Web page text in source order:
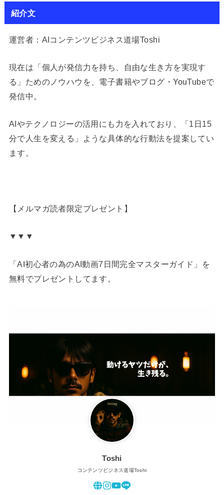
紹介文
運営者：AIコンテンツビジネス道場Toshi
現在は「個人が発信力を持ち、自由な生き方を実現す
る」ためのノウハウを、電子書籍やブログ・YouTubeで
発信中。
AIやテクノロジーの活用にも力を入れており、「1日15
分で人生を変える」ような具体的な行動法を提案してい
ます。
【メルマガ読者限定プレゼント】
▼▼▼
「AI初心者の為のAI動画7日間完全マスターガイド」を
無料でプレゼントしてます。
Toshi
コンテンツビジネス道場Toshi